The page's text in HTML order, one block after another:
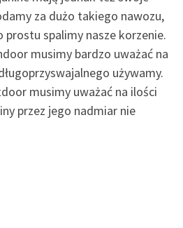
za dużo takiego nawozu,
spalimy nasze korzenie.
musimy bardzo uważać na
używamy.
musimy uważać na ilości
przez jego nadmiar nie